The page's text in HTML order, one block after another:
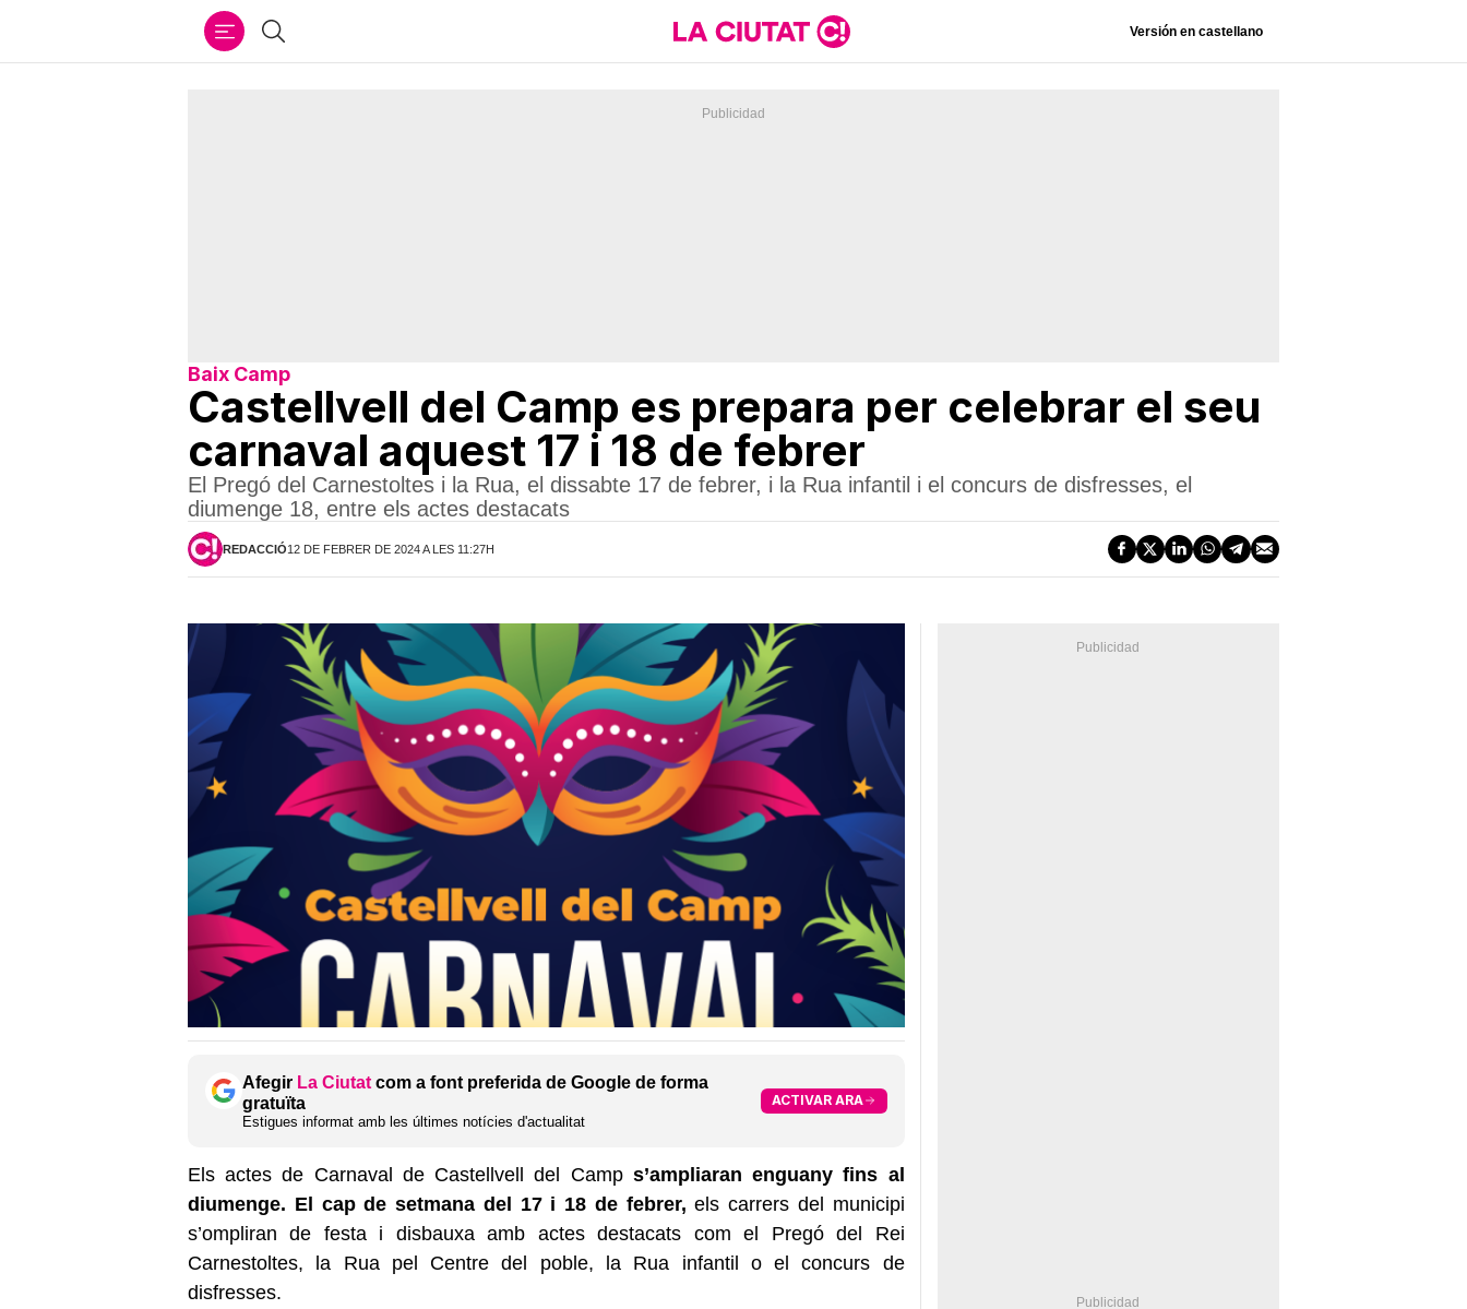
Cercar Versión en castellano
Baix Camp
Castellvell del Camp es prepara per celebrar el seu
carnaval aquest 17 i 18 de febrer
El Pregó del Carnestoltes i la Rua, el dissabte 17 de febrer, i la Rua infantil i el concurs de disfresses, el
diumenge 18, entre els actes destacats
REDACCIÓ12 DE FEBRER DE 2024 A LES 11:27H
Afegir La Ciutat com a font preferida de Google de forma
gratuïta
Estigues informat amb les últimes notícies d'actualitat
ACTIVAR ARA
Els actes de Carnaval de Castellvell del Camp s’ampliaran enguany fins al
diumenge. El cap de setmana del 17 i 18 de febrer, els carrers del municipi
s’ompliran de festa i disbauxa amb actes destacats com el Pregó del Rei
Carnestoltes, la Rua pel Centre del poble, la Rua infantil o el concurs de
disfresses.